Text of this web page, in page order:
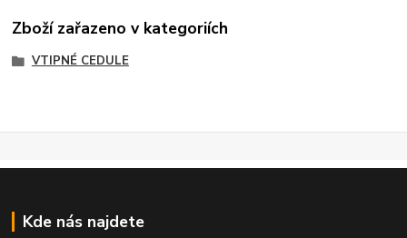
Zboží zařazeno v kategoriích
VTIPNÉ CEDULE
Kde nás najdete